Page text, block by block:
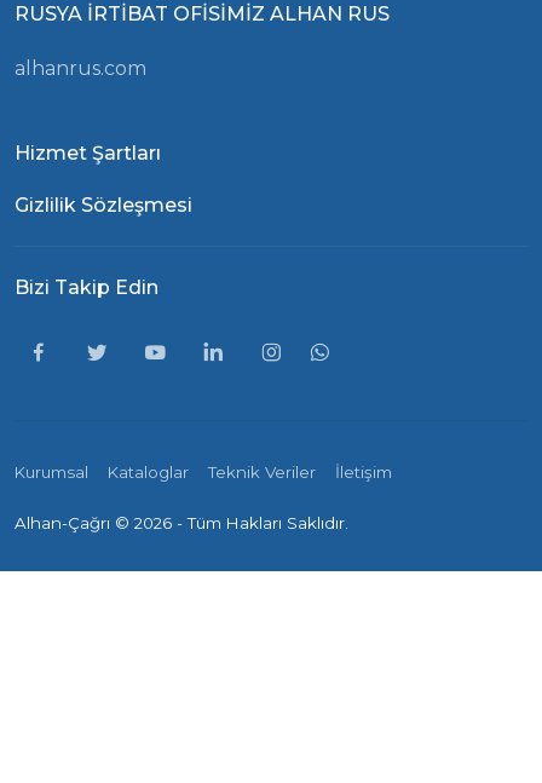
RUSYA İRTİBAT OFİSİMİZ ALHAN RUS
alhanrus.com
Hizmet Şartları
Gizlilik Sözleşmesi
Bizi Takip Edin
Kurumsal Kataloglar Teknik Veriler İletişim
Alhan-Çağrı © 2026 - Tüm Hakları Saklıdır.